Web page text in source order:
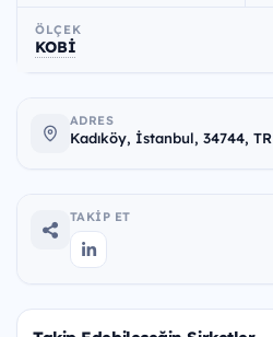
ÖLÇEK
KOBİ
ADRES
Kadıköy, İstanbul, 34744, TR
TAKIP ET